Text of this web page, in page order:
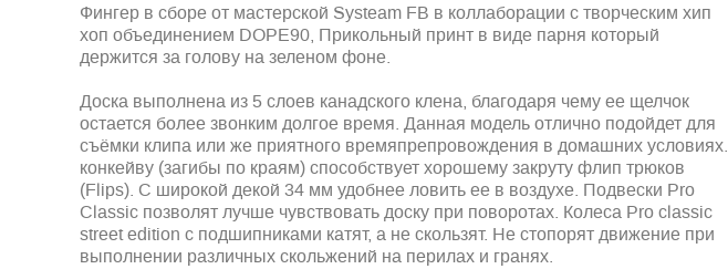
Фингер в сборе от мастерской Systeam FB в коллаборации с творческим хип
хоп объединением DOPE90, Прикольный принт в виде парня который
держится за голову на зеленом фоне.
Доска выполнена из 5 слоев канадского клена, благодаря чему ее щелчок
остается более звонким долгое время. Данная модель отлично подойдет для
съёмки клипа или же приятного времяпрепровождения в домашних условиях.
конкейву (загибы по краям) способствует хорошему закруту флип трюков
(Flips). С широкой декой 34 мм удобнее ловить ее в воздухе. Подвески Pro
Classic позволят лучше чувствовать доску при поворотах. Колеса Pro classic
street edition с подшипниками катят, а не скользят. Не стопорят движение при
выполнении различных скольжений на перилах и гранях.